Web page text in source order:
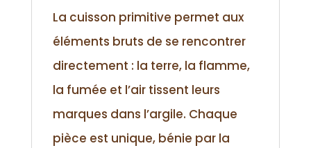
La cuisson primitive permet aux
éléments bruts de se rencontrer
directement : la terre, la flamme,
la fumée et l’air tissent leurs
marques dans l’argile. Chaque
pièce est unique, bénie par la